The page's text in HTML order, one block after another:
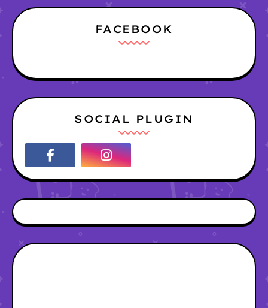
FACEBOOK
SOCIAL PLUGIN